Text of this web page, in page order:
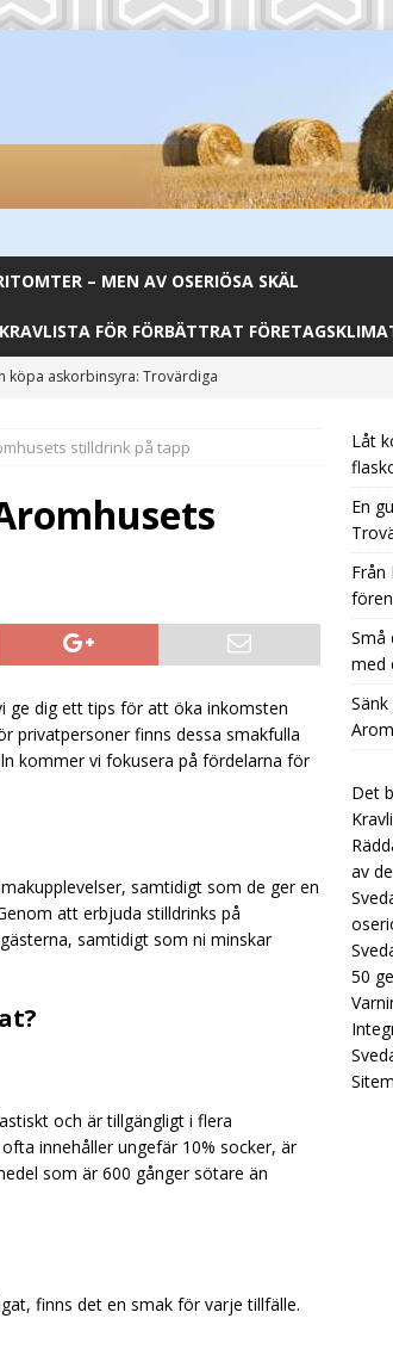
– MEN AV OSERIÖSA SKÄL
KRAVLISTA FÖR FÖRBÄTTRAT
köpa askorbinsyra: Trovärdiga
Aromhusets Stilldrink förenklar lunchen
Dramatiskt med Aromhusets Stilldrink
ersätta dyra flaskor i
stilldrink på tapp
ge dig ett tips för att öka inkomsten
privatpersoner finns dessa smakfulla
kommer vi fokusera på fördelarna för
samtidigt som de ger en
att erbjuda stilldrinks på
samtidigt som ni minskar
och är tillgängligt i flera
innehåller ungefär 10% socker, är
som är 600 gånger sötare än
finns det en smak för varje tillfälle.
Låt
En
Från
Små
med
Det
av
50